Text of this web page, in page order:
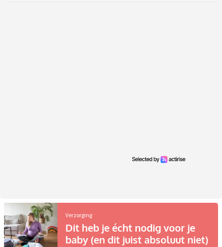
Verzorging
Dit heb je écht nodig voor je
baby (en dit juist absoluut niet)